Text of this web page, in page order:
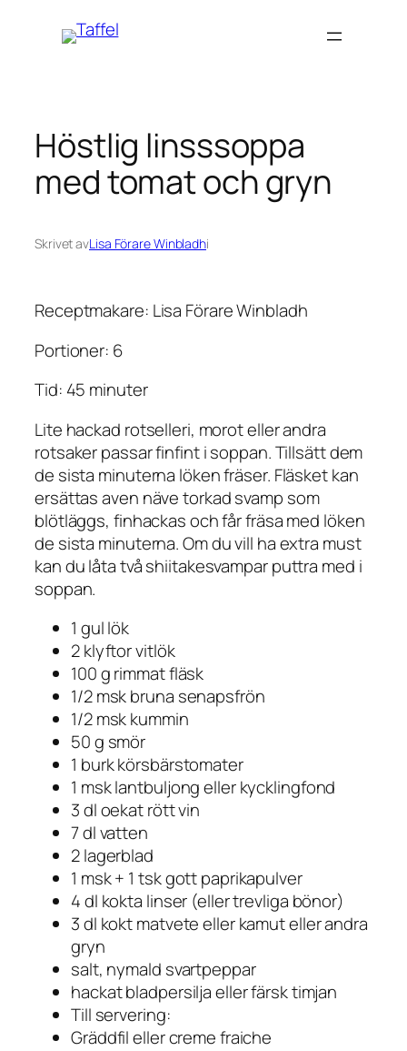
Höstlig linsssoppa
med tomat och gryn
Skrivet avLisa Förare Winbladhi
Receptmakare: Lisa Förare Winbladh
Portioner: 6
Tid: 45 minuter
Lite hackad rotselleri, morot eller andra
rotsaker passar finfint i soppan. Tillsätt dem
de sista minuterna löken fräser. Fläsket kan
ersättas aven näve torkad svamp som
blötläggs, finhackas och får fräsa med löken
de sista minuterna. Om du vill ha extra must
kan du låta två shiitakesvampar puttra med i
soppan.
1 gul lök
2 klyftor vitlök
100 g rimmat fläsk
1/2 msk bruna senapsfrön
1/2 msk kummin
50 g smör
1 burk körsbärstomater
1 msk lantbuljong eller kycklingfond
3 dl oekat rött vin
7 dl vatten
2 lagerblad
1 msk + 1 tsk gott paprikapulver
4 dl kokta linser (eller trevliga bönor)
3 dl kokt matvete eller kamut eller andra
gryn
salt, nymald svartpeppar
hackat bladpersilja eller färsk timjan
Till servering:
Gräddfil eller creme fraiche